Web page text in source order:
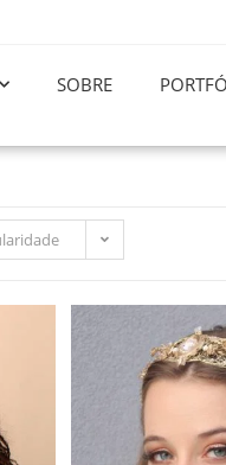
SOBRE